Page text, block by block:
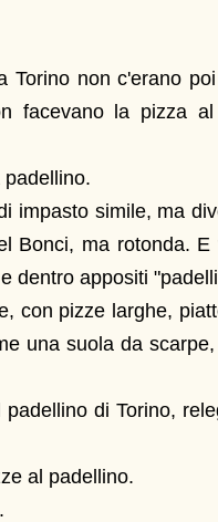
Torino non c'erano
facevano la pizza
impasto simile, ma
Bonci, ma rotonda.
dentro appositi
con pizze larghe,
una suola da
di Torino,
al padellino.